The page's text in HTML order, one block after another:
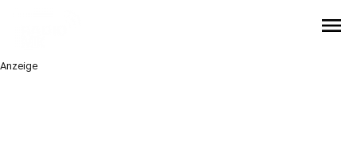
menu
Anzeige